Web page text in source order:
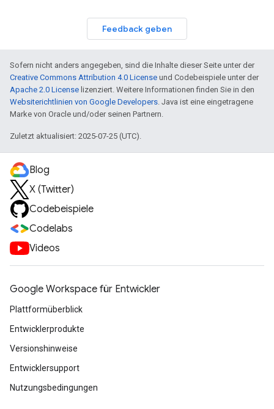
Feedback geben
Sofern nicht anders angegeben, sind die Inhalte dieser Seite unter der
Creative Commons Attribution 4.0 License und Codebeispiele unter der
Apache 2.0 License lizenziert. Weitere Informationen finden Sie in den
Websiterichtlinien von Google Developers. Java ist eine eingetragene
Marke von Oracle und/oder seinen Partnern.
Zuletzt aktualisiert: 2025-07-25 (UTC).
Blog
X (Twitter)
Codebeispiele
Codelabs
Videos
Google Workspace für Entwickler
Plattformüberblick
Entwicklerprodukte
Versionshinweise
Entwicklersupport
Nutzungsbedingungen